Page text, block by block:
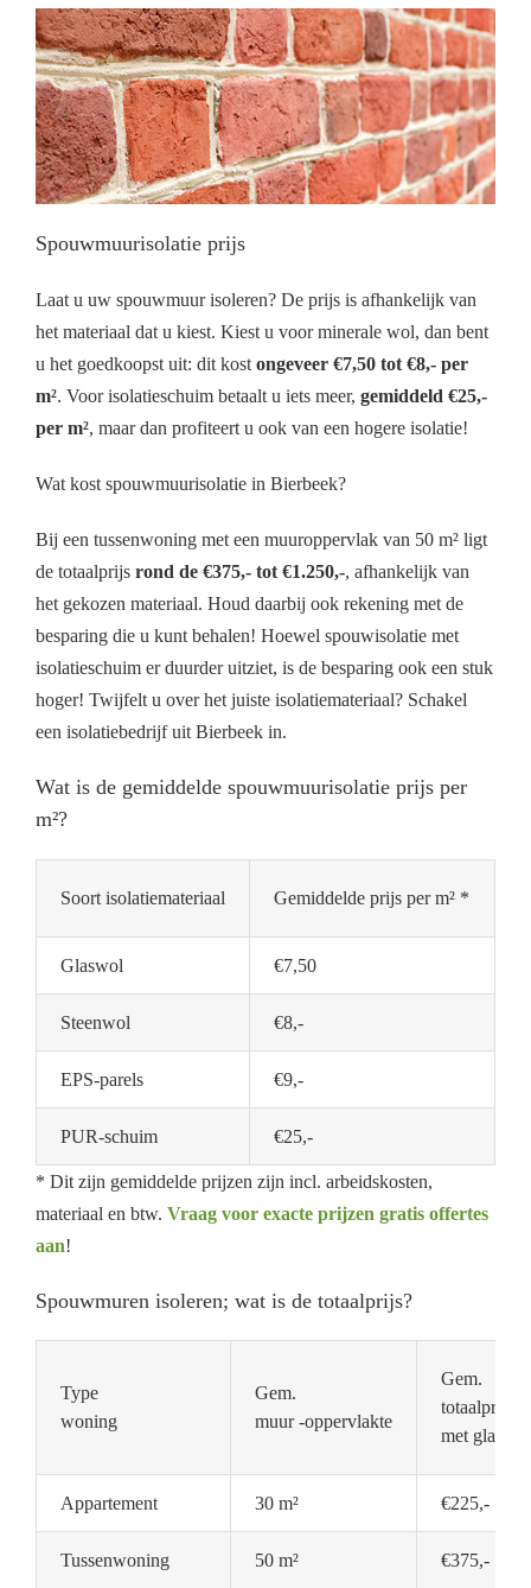
Spouwmuurisolatie prijs
Laat u uw spouwmuur isoleren? De prijs is afhankelijk van
het materiaal dat u kiest. Kiest u voor minerale wol, dan bent
u het goedkoopst uit: dit kost ongeveer €7,50 tot €8,- per
m². Voor isolatieschuim betaalt u iets meer, gemiddeld €25,-
per m², maar dan profiteert u ook van een hogere isolatie!
Wat kost spouwmuurisolatie in Bierbeek?
Bij een tussenwoning met een muuroppervlak van 50 m² ligt
de totaalprijs rond de €375,- tot €1.250,-, afhankelijk van
het gekozen materiaal. Houd daarbij ook rekening met de
besparing die u kunt behalen! Hoewel spouwisolatie met
isolatieschuim er duurder uitziet, is de besparing ook een stuk
hoger! Twijfelt u over het juiste isolatiemateriaal? Schakel
een isolatiebedrijf uit Bierbeek in.
Wat is de gemiddelde spouwmuurisolatie prijs per
m²?
Soort isolatiemateriaal Gemiddelde prijs per m² *
Glaswol €7,50
Steenwol €8,-
EPS-parels €9,-
PUR-schuim €25,-
* Dit zijn gemiddelde prijzen zijn incl. arbeidskosten,
materiaal en btw. Vraag voor exacte prijzen gratis offertes
aan!
Spouwmuren isoleren; wat is de totaalprijs?
Type
woning
Gem.
muur -oppervlakte
Gem.
totaalprijs
met
Appartement 30 m² €225,-
Tussenwoning 50 m² €375,-